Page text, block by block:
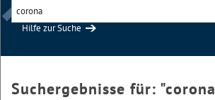
Hilfe zur Suche
Suchergebnisse für: "corona